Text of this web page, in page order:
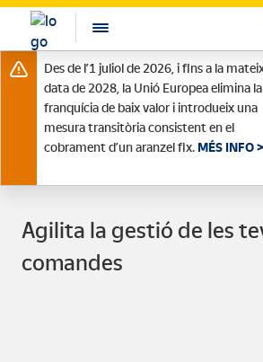
Des de l’1 juliol de 2026, i fins a la
data de 2028, la Unió Europea elimina la
franquícia de baix valor i introdueix una
mesura transitòria consistent en el
cobrament d’un aranzel fix. MÉS INFO >
Agilita la gestió de les
comandes